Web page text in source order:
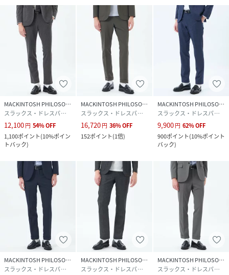
品番
RQ7691_05
H1R72742---05-38 RQ7691
MACKINTOSH PHILOSOPHY
スラックス・ドレスパンツ
12,100円 54%OFF
1,100ポイント(10%ポイン
トバック)
MACKINTOSH PHILOSOPHY
スラックス・ドレスパンツ
16,720円 36%OFF
152ポイント(1倍)
MACKINTOSH PHILOSOPHY
スラックス・ドレスパンツ
9,900円 62%OFF
900ポイント(10%ポイント
バック)
MACKINTOSH PHILOSOPHY
スラックス・ドレスパンツ
MACKINTOSH PHILOSOPHY
スラックス・ドレスパンツ
MACKINTOSH PHILOSOPHY
スラックス・ドレスパンツ